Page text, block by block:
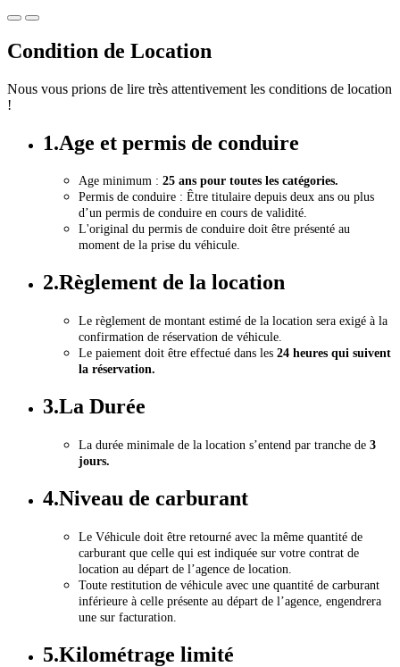
Condition de Location
Nous vous prions de lire très attentivement les conditions de location
!
1.Age et permis de conduire
Age minimum : 25 ans pour toutes les catégories.
Permis de conduire : Être titulaire depuis deux ans ou plus
d’un permis de conduire en cours de validité.
L'original du permis de conduire doit être présenté au
moment de la prise du véhicule.
2.Règlement de la location
Le règlement de montant estimé de la location sera exigé à la
confirmation de réservation de véhicule.
Le paiement doit être effectué dans les 24 heures qui suivent
la réservation.
3.La Durée
La durée minimale de la location s’entend par tranche de 3
jours.
4.Niveau de carburant
Le Véhicule doit être retourné avec la même quantité de
carburant que celle qui est indiquée sur votre contrat de
location au départ de l’agence de location.
Toute restitution de véhicule avec une quantité de carburant
inférieure à celle présente au départ de l’agence, engendrera
une sur facturation.
5.Kilométrage limité